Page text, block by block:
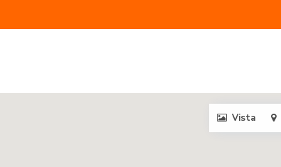
Vista